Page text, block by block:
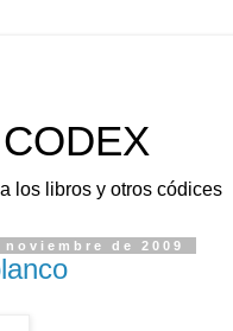
los libros y otros códices
de 2009